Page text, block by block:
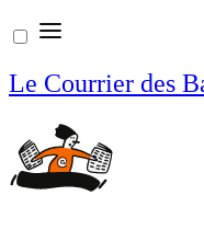
Aller
au
contenu
Le Courrier des